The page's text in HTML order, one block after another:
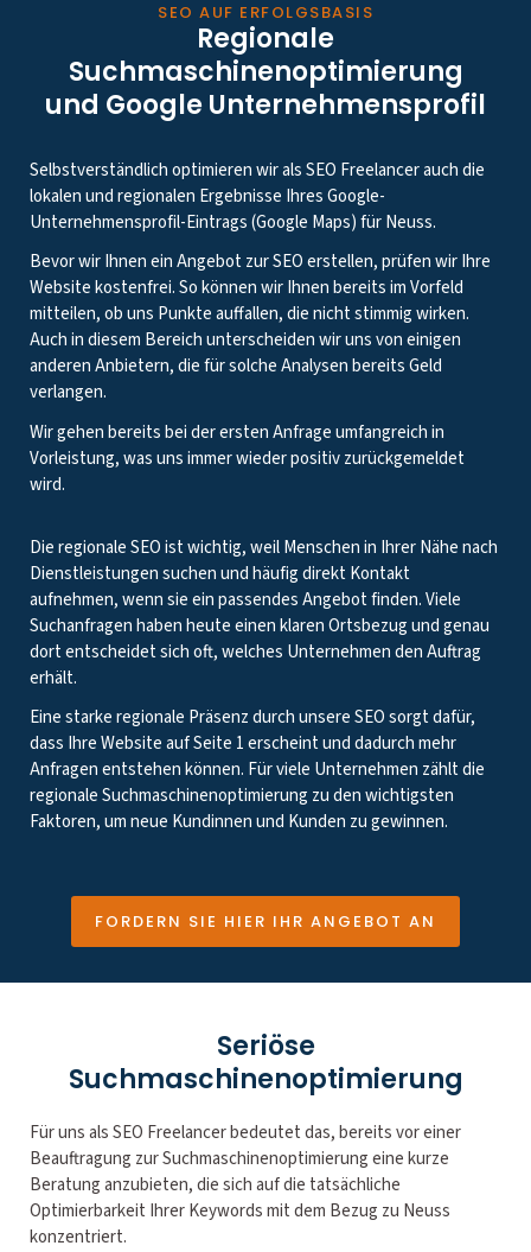
SEO AUF ERFOLGSBASIS
Regionale
Suchmaschinenoptimierung
und Google Unternehmensprofil
Selbstverständlich optimieren wir als SEO Freelancer auch die
lokalen und regionalen Ergebnisse Ihres Google-
Unternehmensprofil-Eintrags (Google Maps) für Neuss.
Bevor wir Ihnen ein Angebot zur SEO erstellen, prüfen wir Ihre
Website kostenfrei. So können wir Ihnen bereits im Vorfeld
mitteilen, ob uns Punkte auffallen, die nicht stimmig wirken.
Auch in diesem Bereich unterscheiden wir uns von einigen
anderen Anbietern, die für solche Analysen bereits Geld
verlangen.
Wir gehen bereits bei der ersten Anfrage umfangreich in
Vorleistung, was uns immer wieder positiv zurückgemeldet
wird.
Die regionale SEO ist wichtig, weil Menschen in Ihrer Nähe nach
Dienstleistungen suchen und häufig direkt Kontakt
aufnehmen, wenn sie ein passendes Angebot finden. Viele
Suchanfragen haben heute einen klaren Ortsbezug und genau
dort entscheidet sich oft, welches Unternehmen den Auftrag
erhält.
Eine starke regionale Präsenz durch unsere SEO sorgt dafür,
dass Ihre Website auf Seite 1 erscheint und dadurch mehr
Anfragen entstehen können. Für viele Unternehmen zählt die
regionale Suchmaschinenoptimierung zu den wichtigsten
Faktoren, um neue Kundinnen und Kunden zu gewinnen.
FORDERN SIE HIER IHR ANGEBOT AN
Seriöse
Suchmaschinenoptimierung
Für uns als SEO Freelancer bedeutet das, bereits vor einer
Beauftragung zur Suchmaschinenoptimierung eine kurze
Beratung anzubieten, die sich auf die tatsächliche
Optimierbarkeit Ihrer Keywords mit dem Bezug zu Neuss
konzentriert.